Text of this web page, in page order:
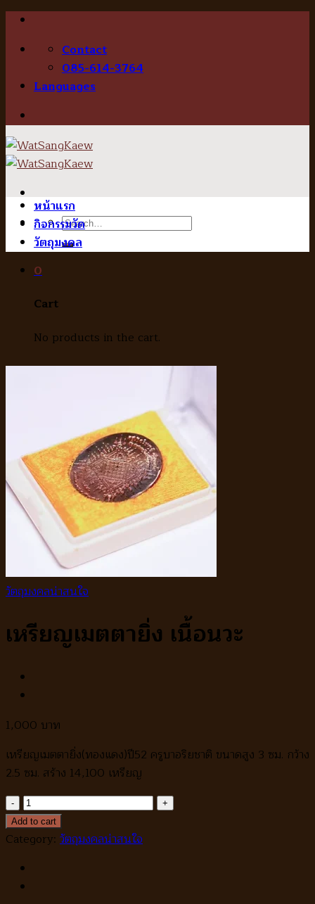
Skip
content
Contact
085-614-3764
Languages
Search
for:
0
Cart
No products in the cart.
หน้าแรก
กิจกรรมวัด
วัตถุมงคล
วัตถุมงคลน่าสนใจ
เหรียญเมตตายิ่ง เนื้อนวะ
1,000
เหรียญเมตตายิ่ง(ทองแดง)ปี52 ครูบาอริยชาติ ขนาดสูง 3 ซม. กว้าง
2.5 ซม. สร้าง 14,100 เหรียญ
เหรียญ
เมตตา
ยิ่ง
นวะ
quantity
Add to cart
Category: วัตถุมงคลน่าสนใจ